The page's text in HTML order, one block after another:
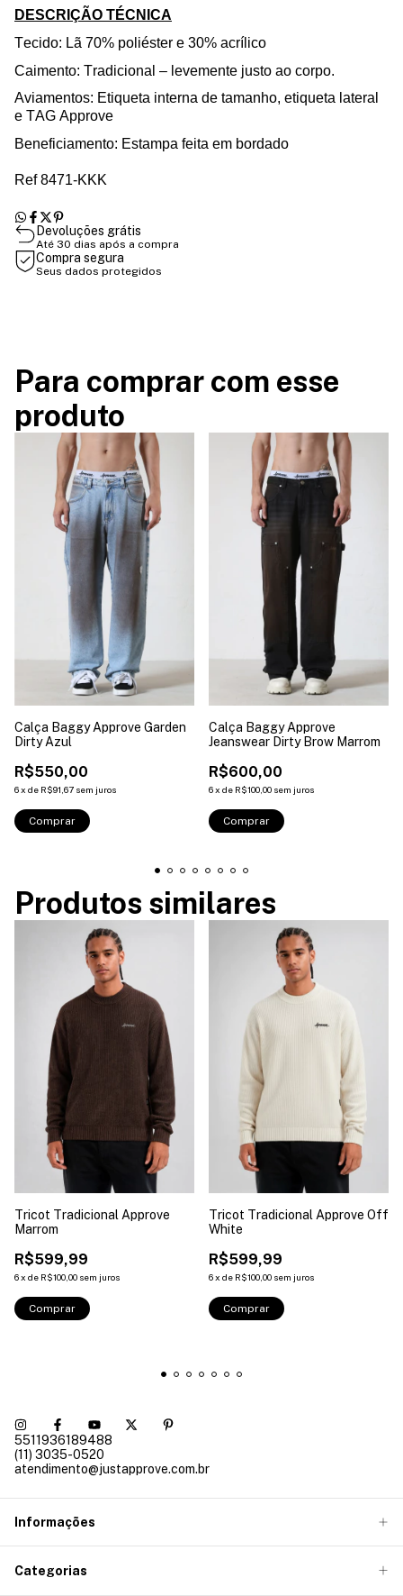
DESCRIÇÃO TÉCNICA
Tecido: Lã 70% poliéster e 30% acrílico
Caimento: Tradicional – levemente justo ao corpo.
Aviamentos: Etiqueta interna de tamanho, etiqueta lateral
e TAG Approve
Beneficiamento: Estampa feita em bordado
Ref 8471-KKK
Devoluções grátis
Até 30 dias após a compra
Compra segura
Seus dados protegidos
Para comprar com esse
produto
Calça Baggy Approve Garden
Dirty Azul
R$550,00
6x de R$91,67 sem juros
Comprar
Calça Baggy Approve
Jeanswear Dirty Brow Marrom
R$600,00
6x de R$100,00 sem juros
Comprar
Produtos similares
Tricot Tradicional Approve
Marrom
R$599,99
6x de R$100,00 sem juros
Comprar
Tricot Tradicional Approve Off
White
R$599,99
6x de R$100,00 sem juros
Comprar
5511936189488
(11) 3035-0520
atendimento@justapprove.com.br
Informações
Categorias